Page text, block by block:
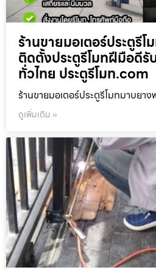
ร้านขายมอเตอร์ประตูรี
ติดตั้งประตูรีโมทฝีมือดีรั
ทั่วไทย ประตูรีโมท.com
ร้านขายมอเตอร์ประตูรีโมทมาบยา
ดูเพิ่มเติม »